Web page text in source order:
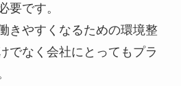
要です。
きやすくなるための環境整
でなく会社にとってもプラ